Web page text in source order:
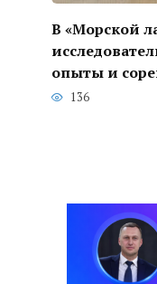
В «Морской
опыты и
136